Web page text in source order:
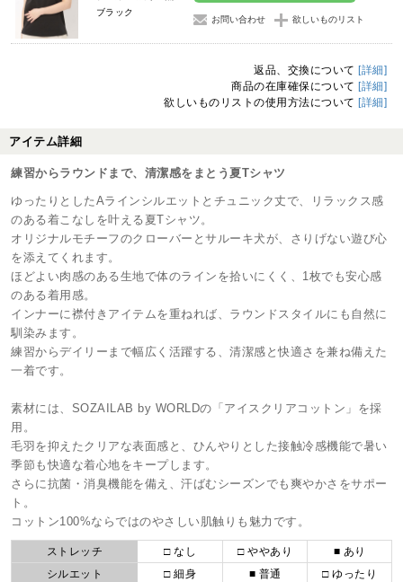
ブラック
お問い合わせ 欲しいものリスト
返品、交換について [詳細]
商品の在庫確保について [詳細]
欲しいものリストの使用方法について [詳細]
アイテム詳細
練習からラウンドまで、清潔感をまとう夏Tシャツ
ゆったりとしたAラインシルエットとチュニック丈で、リラックス感
のある着こなしを叶える夏Tシャツ。
オリジナルモチーフのクローバーとサルーキ犬が、さりげない遊び心
を添えてくれます。
ほどよい肉感のある生地で体のラインを拾いにくく、1枚でも安心感
のある着用感。
インナーに襟付きアイテムを重ねれば、ラウンドスタイルにも自然に
馴染みます。
練習からデイリーまで幅広く活躍する、清潔感と快適さを兼ね備えた
一着です。
素材には、SOZAILAB by WORLDの「アイスクリアコットン」を採
用。
毛羽を抑えたクリアな表面感と、ひんやりとした接触冷感機能で暑い
季節も快適な着心地をキープします。
さらに抗菌・消臭機能を備え、汗ばむシーズンでも爽やかさをサポー
ト。
コットン100%ならではのやさしい肌触りも魅力です。
ストレッチ □ なし □ ややあり
■ あり
シルエット
□ 細身 ■ 普通
□ ゆったり